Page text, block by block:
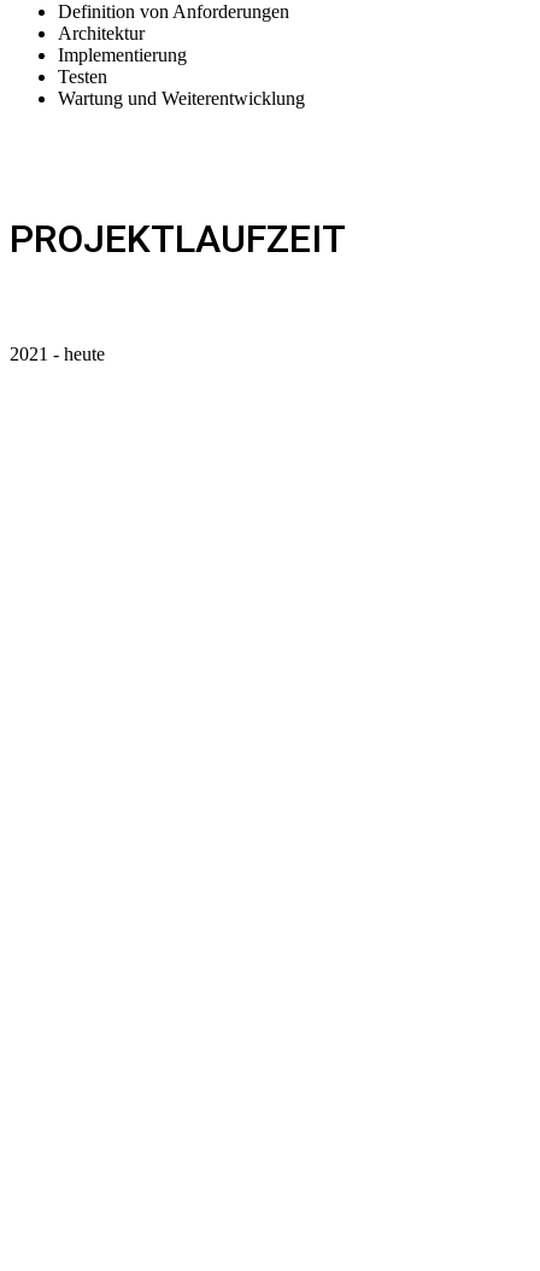
Definition von Anforderungen
Architektur
Implementierung
Testen
Wartung und Weiterentwicklung
PROJEKTLAUFZEIT
2021 - heute